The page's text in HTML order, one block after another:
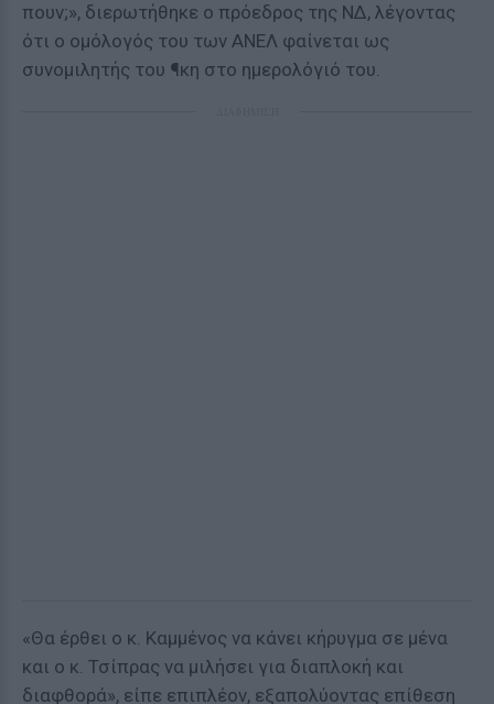
πουν;», διερωτήθηκε ο πρόεδρος της ΝΔ, λέγοντας
ότι ο ομόλογός του των ΑΝΕΛ φαίνεται ως
συνομιλητής του ¶κη στο ημερολόγιό του.
«Θα έρθει ο κ. Καμμένος να κάνει κήρυγμα σε μένα
και ο κ. Τσίπρας να μιλήσει για διαπλοκή και
διαφθορά», είπε επιπλέον, εξαπολύοντας επίθεση